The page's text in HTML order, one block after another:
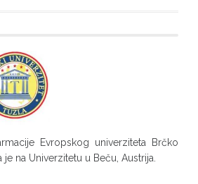
Evropskog univerziteta Brčko
na Univerzitetu u Beču, Austrija.